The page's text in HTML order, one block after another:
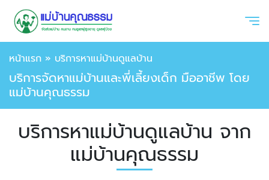
หน้าแรก » บริการหาแม่บ้านดูแลบ้าน
บริการจัดหาแม่บ้านและพี่เลี้ยงเด็ก มืออาชีพ โดย
แม่บ้านคุณธรรม
บริการหาแม่บ้านดูแลบ้าน จาก
แม่บ้านคุณธรรม